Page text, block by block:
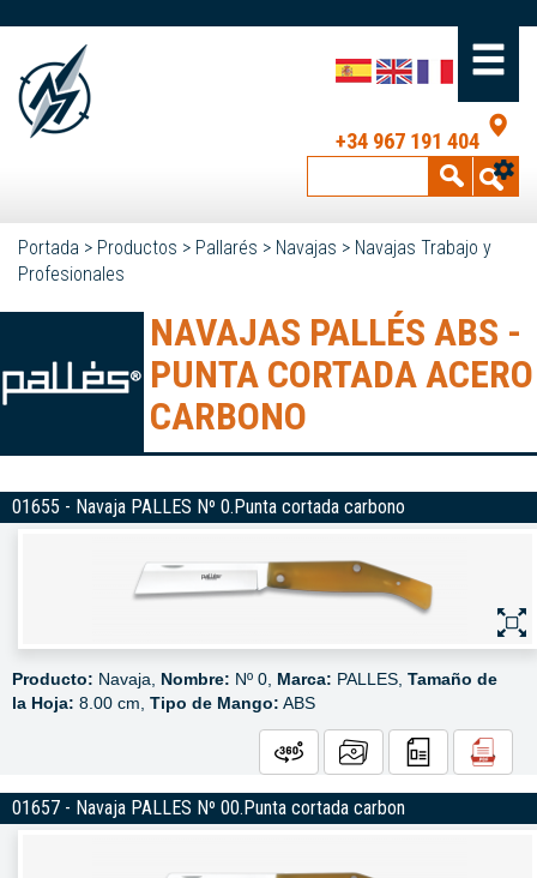
+34 967 191 404
Portada > Productos > Pallarés > Navajas > Navajas Trabajo y
Profesionales
NAVAJAS PALLÉS ABS -
PUNTA CORTADA ACERO
CARBONO
01655 - Navaja PALLES Nº 0.Punta cortada carbono
Producto: Navaja, Nombre: Nº 0, Marca: PALLES, Tamaño de
la Hoja: 8.00 cm, Tipo de Mango: ABS
01657 - Navaja PALLES Nº 00.Punta cortada carbon